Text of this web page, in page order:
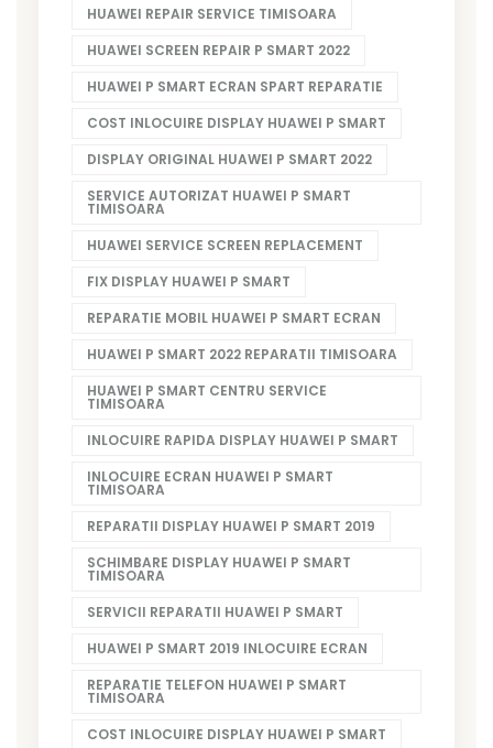
HUAWEI REPAIR SERVICE TIMISOARA
HUAWEI SCREEN REPAIR P SMART 2022
HUAWEI P SMART ECRAN SPART REPARATIE
COST INLOCUIRE DISPLAY HUAWEI P SMART
DISPLAY ORIGINAL HUAWEI P SMART 2022
SERVICE AUTORIZAT HUAWEI P SMART
TIMISOARA
HUAWEI SERVICE SCREEN REPLACEMENT
FIX DISPLAY HUAWEI P SMART
REPARATIE MOBIL HUAWEI P SMART ECRAN
HUAWEI P SMART 2022 REPARATII TIMISOARA
HUAWEI P SMART CENTRU SERVICE
TIMISOARA
INLOCUIRE RAPIDA DISPLAY HUAWEI P SMART
INLOCUIRE ECRAN HUAWEI P SMART
TIMISOARA
REPARATII DISPLAY HUAWEI P SMART 2019
SCHIMBARE DISPLAY HUAWEI P SMART
TIMISOARA
SERVICII REPARATII HUAWEI P SMART
HUAWEI P SMART 2019 INLOCUIRE ECRAN
REPARATIE TELEFON HUAWEI P SMART
TIMISOARA
COST INLOCUIRE DISPLAY HUAWEI P SMART